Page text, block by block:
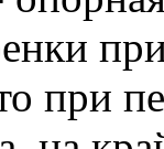
при